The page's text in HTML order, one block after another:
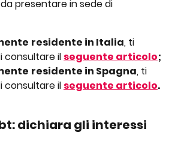
presentare in sede di
residente in Italia, ti
consultare il seguente articolo;
residente in Spagna, ti
consultare il seguente articolo.
dichiara gli interessi